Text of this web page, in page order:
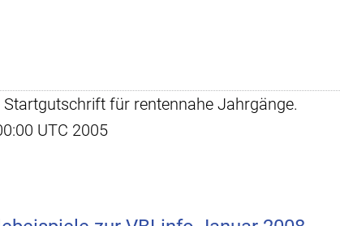
für rentennahe Jahrgänge.
UTC 2005